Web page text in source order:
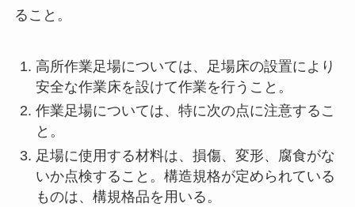
ること。
高所作業足場については、足場床の設置により
安全な作業床を設けて作業を行うこと。
作業足場については、特に次の点に注意するこ
と。
足場に使用する材料は、損傷、変形、腐食がな
いか点検すること。構造規格が定められている
ものは、構規格品を用いる。